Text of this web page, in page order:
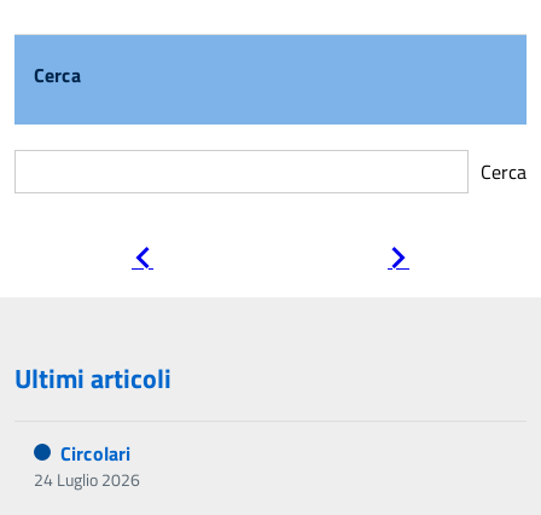
Cerca
Cerca
Ultimi articoli
Circolari
24 Luglio 2026